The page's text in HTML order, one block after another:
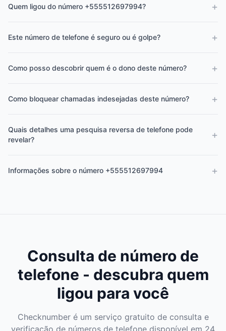
Quem ligou do número +555512697994? +
Este número de telefone é seguro ou é golpe? +
Como posso descobrir quem é o dono deste número? +
Como bloquear chamadas indesejadas deste número? +
Quais detalhes uma pesquisa reversa de telefone pode
revelar?
+
Informações sobre o número +555512697994 +
Consulta de número de
telefone - descubra quem
ligou para você
Checknumber é um serviço gratuito de consulta e
verificação de números de telefone disponível em 24